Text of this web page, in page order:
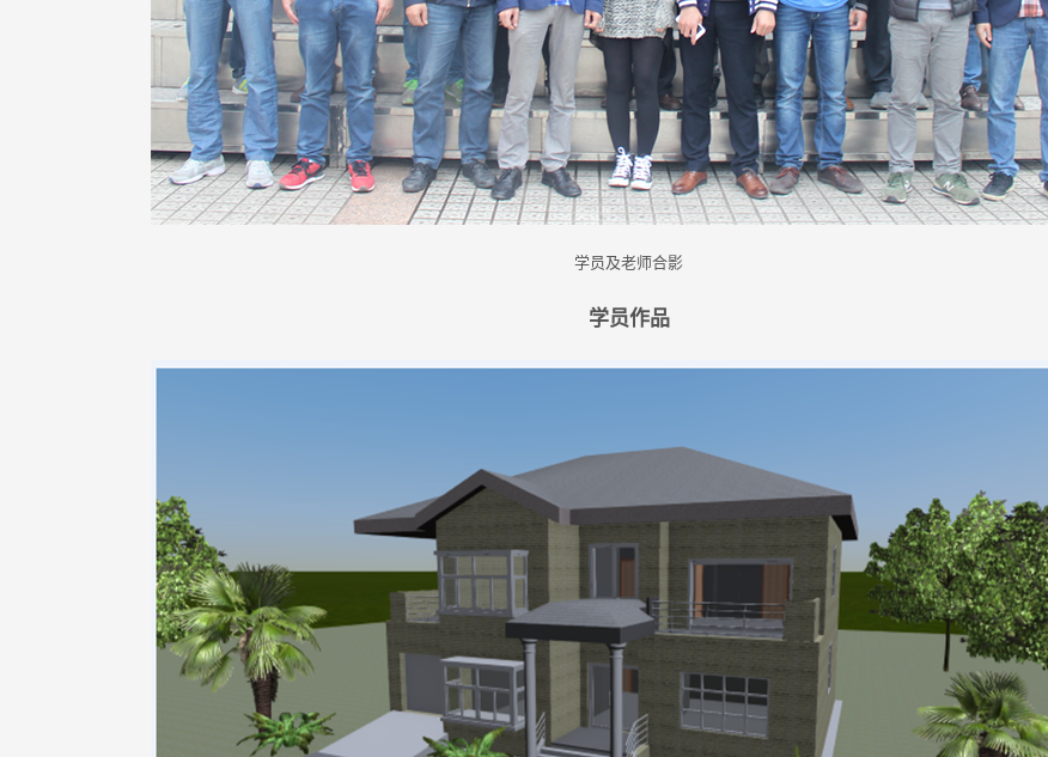
学员及老师合影
学员作品